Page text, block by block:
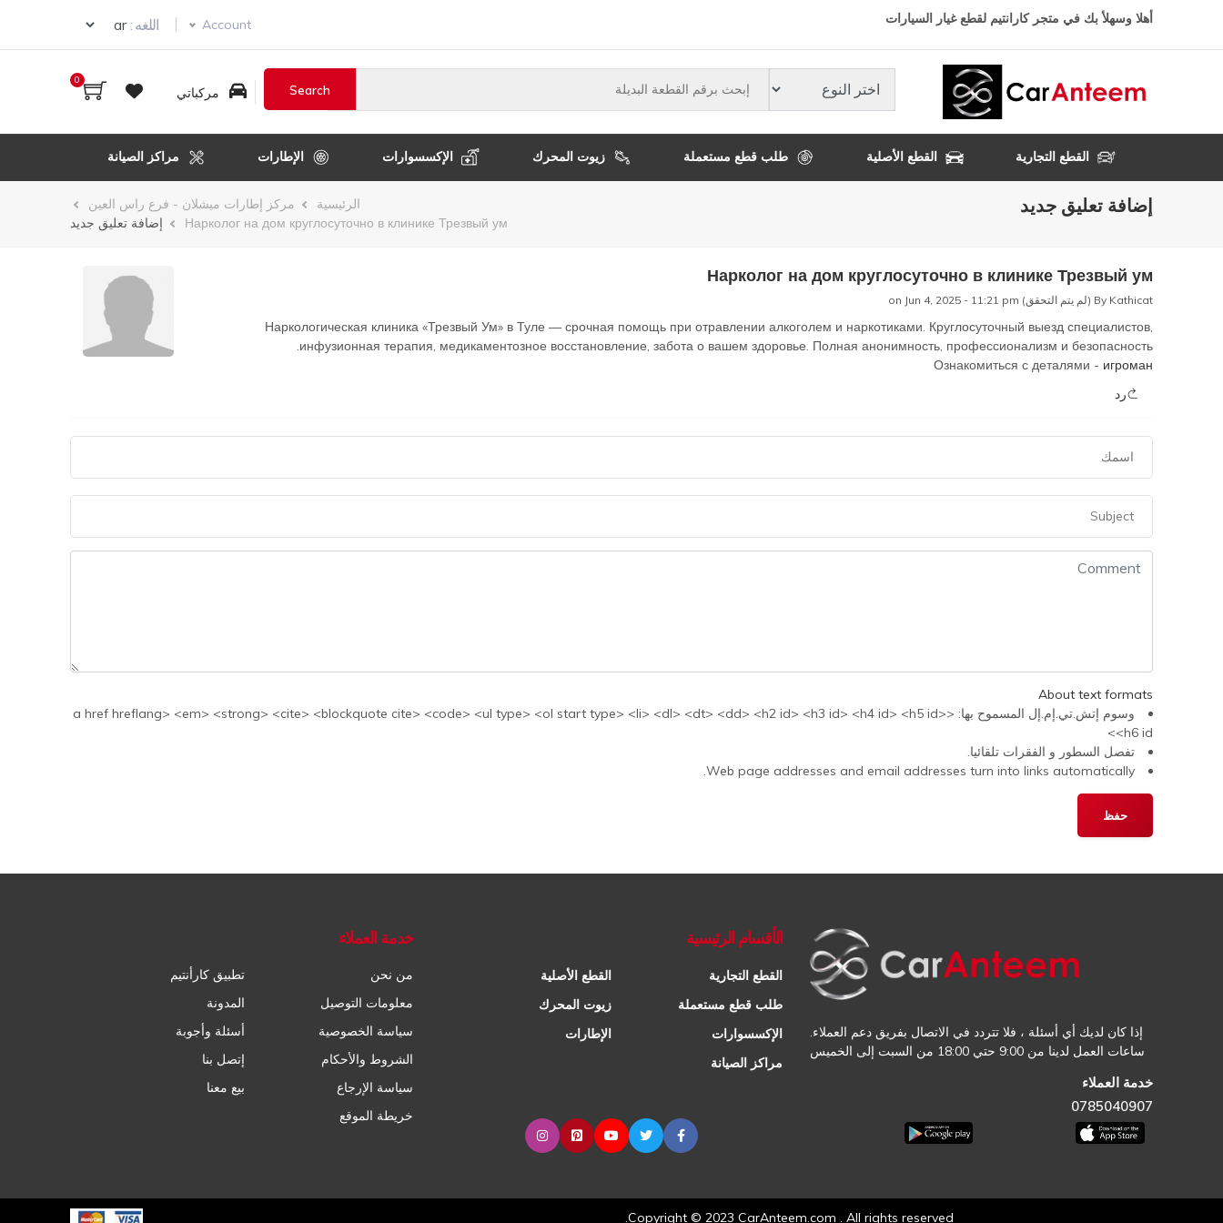
المحتوى
أهلا وسهلأ بك في متجر كارانتيم لقطع غيار السيارات Account اللغه :
Select your language
مركباتي
0
القطع التجارية القطع الأصلية طلب قطع مستعملة زيوت المحرك الإكسسوارات الإطارات مراكز الصيانة
إضافة تعليق جديد الرئيسية
مركز إطارات ميشلان - فرع راس العين
Нарколог на дом круглосуточно в клинике Трезвый ум
إضافة تعليق جديد
Нарколог на дом круглосуточно в клинике Трезвый ум
By Kathicat (لم يتم التحقق)
Наркологическая клиника «Трезвый Ум» в Туле — срочная помощь при отравлении алкоголем и наркотиками. Круглосуточный выезд специалистов,
инфузионная терапия, медикаментозное восстановление, забота о вашем здоровье. Полная анонимность, профессионализм и безопасность.
Ознакомиться с деталями - игроман
رد
About text formats
وسوم إتش.تي.إم.إل المسموح بها: <a href hreflang> <em> <strong> <cite> <blockquote cite> <code> <ul type> <ol start type> <li> <dl> <dt> <dd> <h2 id> <h3 id> <h4 id> <h5 id>
<h6 id>
تفصل السطور و الفقرات تلقائيا.
Web page addresses and email addresses turn into links automatically.
إذا كان لديك أي أسئلة ، فلا تتردد في الاتصال بفريق دعم العملاء.
ساعات العمل لدينا من 9:00 حتي 18:00 من السبت إلى الخميس
خدمة العملاء
0785040907
الأقسام الرئيسية
القطع التجارية
القطع الأصلية
طلب قطع مستعملة
زيوت المحرك
الإكسسوارات
الإطارات
مراكز الصيانة
خدمة العملاء
من نحن
تطبيق كارأنتيم
معلومات التوصيل
المدونة
سياسة الخصوصية
أسئلة وأجوبة
الشروط والأحكام
إتصل بنا
سياسة الإرجاع
بيع معنا
خريطة الموقع
Copyright © 2023 CarAnteem.com . All rights reserved.